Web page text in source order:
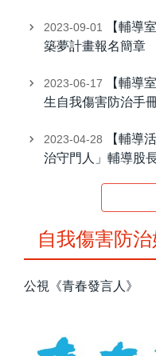
2023-09-01
【輔導
築夢計畫報名簡章
2023-06-17
【輔導
生自我傷害防治手
2023-04-28
【輔導
治守門人」輔導股
自我傷害防
公視《青春發言人》